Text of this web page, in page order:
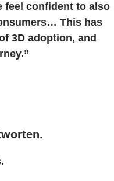
feel confident to also
This has
3D adoption, and